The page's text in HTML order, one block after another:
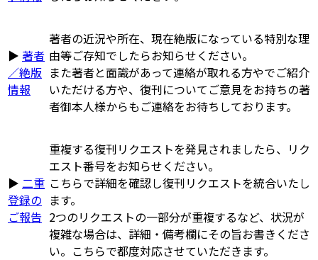
▶ 著者
／絶版
情報
著者の近況や所在、現在絶版になっている特別な理
由等ご存知でしたらお知らせください。
また著者と面識があって連絡が取れる方やでご紹介
いただける方や、復刊についてご意見をお持ちの著
者御本人様からもご連絡をお待ちしております。
▶ 二重
登録の
ご報告
重複する復刊リクエストを発見されましたら、リク
エスト番号をお知らせください。
こちらで詳細を確認し復刊リクエストを統合いたし
ます。
2つのリクエストの一部分が重複するなど、状況が
複雑な場合は、詳細・備考欄にその旨お書きくださ
い。こちらで都度対応させていただきます。